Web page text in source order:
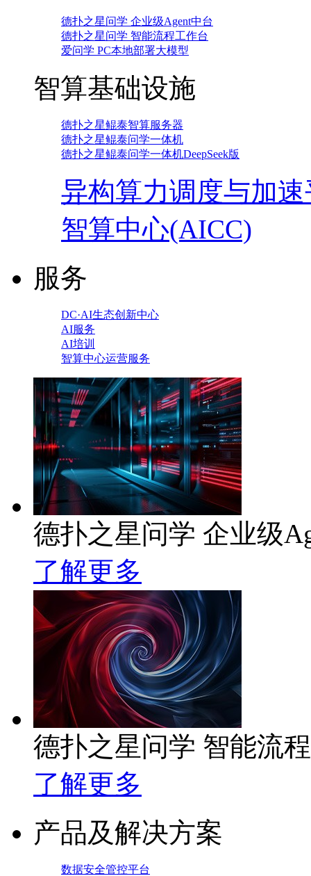
德扑之星问学 企业级Agent中台
德扑之星问学 智能流程工作台
爱问学 PC本地部署大模型
智算基础设施
德扑之星鲲泰智算服务器
德扑之星鲲泰问学一体机
德扑之星鲲泰问学一体机DeepSeek版
异构算力调度与加
智算中心(AICC)
服务
DC·AI生态创新中心
AI服务
AI培训
智算中心运营服务
德扑之星问学 企业级
了解更多
德扑之星问学 智能流
了解更多
产品及解决方案
数据安全管控平台